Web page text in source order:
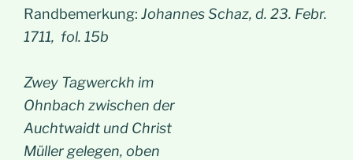
Randbemerkung: Johannes Schaz, d. 23. Febr.
1711, fol. 15b
Zwey Tagwerckh im
Ohnbach zwischen der
Auchtwaidt und Christ
Müller gelegen, oben